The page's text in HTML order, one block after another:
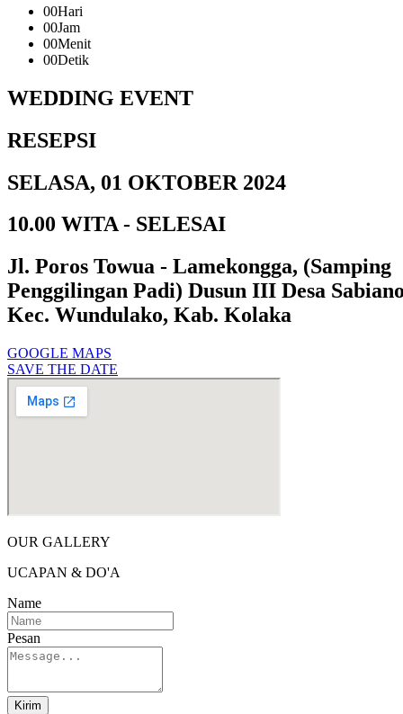
00Hari
00Jam
00Menit
00Detik
WEDDING EVENT
RESEPSI
SELASA, 01 OKTOBER 2024
10.00 WITA - SELESAI
Jl. Poros Towua - Lamekongga, (Samping
Penggilingan Padi) Dusun III Desa
Kec. Wundulako, Kab. Kolaka
GOOGLE MAPS
SAVE THE DATE
OUR GALLERY
UCAPAN & DO'A
Name
Pesan
Kirim